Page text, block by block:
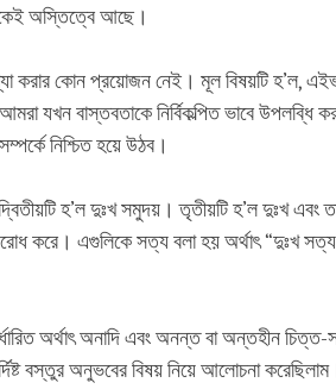
অস্তিত্বে আছে।
করার কোন প্রয়োজন নেই। মূল বিষয়টি হ’ল,
যখন বাস্তবতাকে নির্বিকল্পিত ভাবে উপলব্ধি
নিশ্চিত হয়ে উঠব।
হ’ল দুঃখ সমুদয়। তৃতীয়টি হ’ল দুঃখ এবং
করে। এগুলিকে সত্য বলা হয় অর্থাৎ “দুঃখ
অর্থাৎ অনাদি এবং অনন্ত বা অন্তহীন চিত্ত-
বস্তুর অনুভবের বিষয় নিয়ে আলোচনা